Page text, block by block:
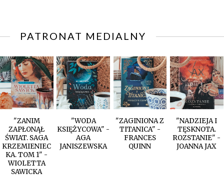
PATRONAT MEDIALNY
"ZANIM
ZAPŁONĄŁ
ŚWIAT. SAGA
KRZEMIENIEC
KA. TOM 1" -
WIOLETTA
SAWICKA
"WODA
KSIĘŻYCOWA" -
AGA
JANISZEWSKA
"ZAGINIONA Z
TITANICA" -
FRANCES
QUINN
"NADZIEJA I
TĘSKNOTA.
ROZSTANIE" -
JOANNA JAX